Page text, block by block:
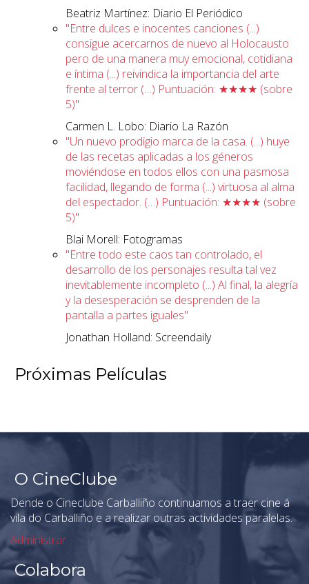
Beatriz Martínez: Diario El Periódico
"Entre dulces e inocentes canciones (...)
consigue acercarnos de nuevo al Holocausto
pero de una manera muy emocional, cotidiana
e íntima (...) reivindica la importancia del arte
frente al terror (…) Puntuación: ★★★★ (sobre
5)"
Carmen L. Lobo: Diario La Razón
"Un nuevo prodigio marca de la casa. (...) huye
de las recetas aplicadas a los géneros
moviéndose en todos ellos con una pasmosa
facilidad, llegando de forma (...) virtuosa al alma
del espectador. (…) Puntuación: ★★★★ (sobre
5)"
Blai Morell: Fotogramas
"Entre todo este caos tan controlado, el
desarrollo de los personajes resulta tal vez
inevitablemente incompleto (...) Al final, la alegría
y la desesperación se desprenden de la
pantalla a partes iguales"
Jonathan Holland: Screendaily
Próximas Películas
O CineClube
Dende o Cineclube Carballiño continuamos a traer cine á
vila do Carballiño e a realizar outras actividades paralelas.
Administrar
Colabora